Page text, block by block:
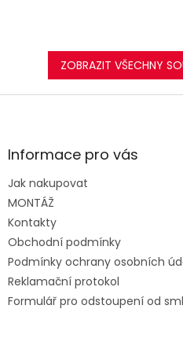
ZOBRAZIT VŠECHNY
Z
aInformace pro vás
Jak nakupovat
MONTÁŽ
Kontakty
Obchodní podmínky
Podmínky ochrany osobních
Reklamační protokol
Formulář pro odstoupení od